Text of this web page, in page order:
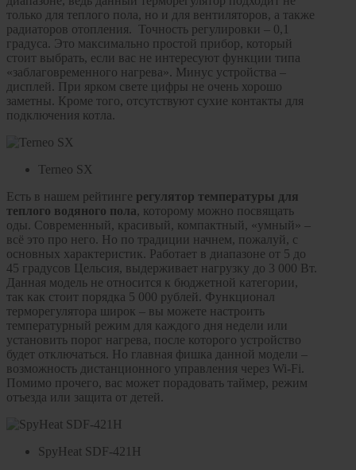
только для теплого пола, но и для вентиляторов, а также
радиаторов отопления. Точность регулировки – 0,1
градуса. Это максимально простой прибор, который
стоит выбрать, если вас не интересуют функции типа
«заблаговременного нагрева». Минус устройства –
дисплей. При ярком свете цифры не очень хорошо
заметны. Кроме того, отсутствуют сухие контакты для
подключения котла.
Terneo SX
Есть в нашем рейтинге регулятор температуры для
теплого водяного пола, которому можно посвящать
оды. Современный, красивый, компактный, «умный» –
всё это про него. Но по традиции начнем, пожалуй, с
основных характеристик. Работает в диапазоне от 5 до
45 градусов Цельсия, выдерживает нагрузку до 3 000 Вт.
Данная модель не относится к бюджетной категории,
так как стоит порядка 5 000 рублей. Функционал
терморегулятора широк – вы можете настроить
температурный режим для каждого дня недели или
установить порог нагрева, после которого устройство
будет отключаться. Но главная фишка данной модели –
возможность дистанционного управления через Wi-Fi.
Помимо прочего, вас может порадовать таймер, режим
отъезда или защита от детей.
SpyHeat SDF-421H